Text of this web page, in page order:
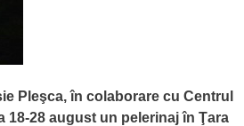
Pleşca, în colaborare cu Centrul
18-28 august un pelerinaj în Ţara